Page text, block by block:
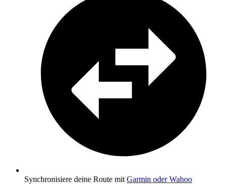
Synchronisiere deine Route mit Garmin oder Wahoo